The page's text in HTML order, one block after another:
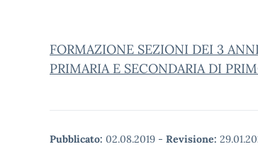
FORMAZIONE SEZIONI DEI 3
PRIMARIA E SECONDARIA DI
Pubblicato: 02.08.2019 - Revisione: